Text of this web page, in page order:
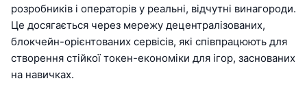
розробників і операторів у реальні, відчутні винагороди.
Це досягається через мережу децентралізованих,
блокчейн-орієнтованих сервісів, які співпрацюють для
створення стійкої токен-економіки для ігор, заснованих
на навичках.